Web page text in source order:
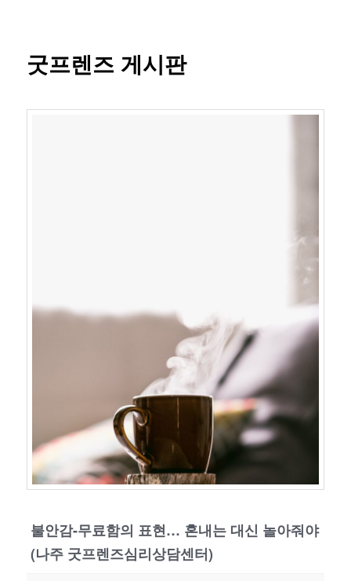
컨
굿프렌즈 게시판
불안감-무료함의 표현… 혼내는 대신 놀아줘야
(나주 굿프렌즈심리상담센터)